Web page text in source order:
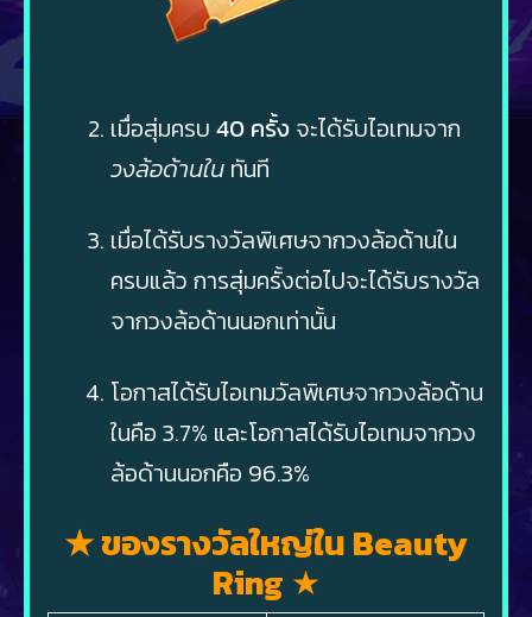
เมื่อสุ่มครบ 40 ครั้ง จะได้รับไอเทมจาก
วงล้อด้านใน ทันที
เมื่อได้รับรางวัลพิเศษจากวงล้อด้านใน
ครบแล้ว การสุ่มครั้งต่อไปจะได้รับรางวัล
จากวงล้อด้านนอกเท่านั้น
โอกาสได้รับไอเทมวัลพิเศษจากวงล้อด้าน
ในคือ 3.7% และโอกาสได้รับไอเทมจากวง
ล้อด้านนอกคือ 96.3%
★ ของรางวัลใหญ่ใน Beauty
Ring ★